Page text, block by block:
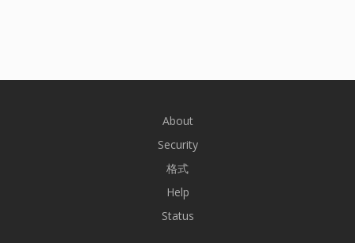
About
Security
格式
Help
Status